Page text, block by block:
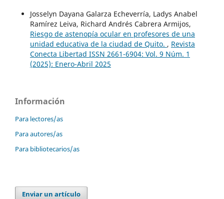
Josselyn Dayana Galarza Echeverría, Ladys Anabel
Ramírez Leiva, Richard Andrés Cabrera Armijos,
Riesgo de astenopía ocular en profesores de una
unidad educativa de la ciudad de Quito. , Revista
Conecta Libertad ISSN 2661-6904: Vol. 9 Núm. 1
(2025): Enero-Abril 2025
Información
Para lectores/as
Para autores/as
Para bibliotecarios/as
Enviar un artículo